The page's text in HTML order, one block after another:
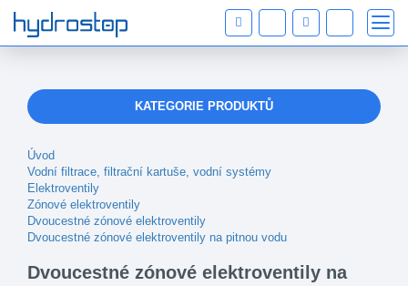
KATEGORIE PRODUKTŮ
Úvod
Vodní filtrace, filtrační kartuše, vodní systémy
Elektroventily
Zónové elektroventily
Dvoucestné zónové elektroventily
Dvoucestné zónové elektroventily na pitnou vodu
Dvoucestné zónové elektroventily na